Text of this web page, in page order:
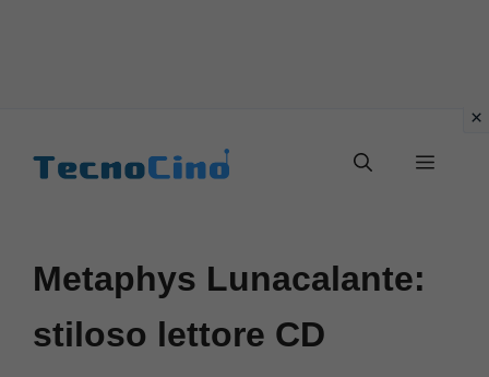
Menu
Metaphys Lunacalante:
stiloso lettore CD